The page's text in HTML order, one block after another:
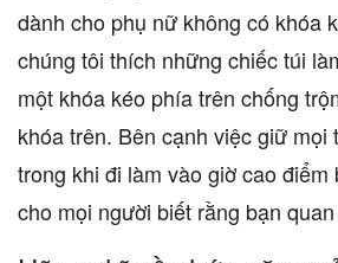
dành cho phụ nữ không có khóa
chúng tôi thích những chiếc túi
một khóa kéo phía trên chống
khóa trên. Bên cạnh việc giữ mọi
trong khi đi làm vào giờ cao điểm
cho mọi người biết rằng bạn